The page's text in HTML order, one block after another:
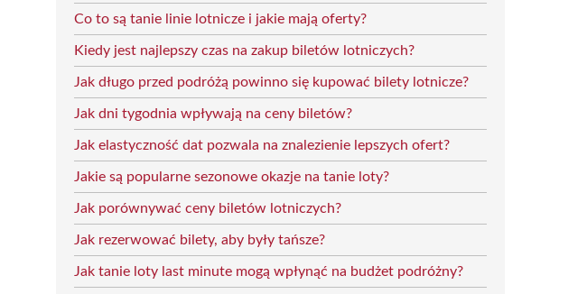
Co to są tanie linie lotnicze i jakie mają oferty?
Kiedy jest najlepszy czas na zakup biletów lotniczych?
Jak długo przed podróżą powinno się kupować bilety lotnicze?
Jak dni tygodnia wpływają na ceny biletów?
Jak elastyczność dat pozwala na znalezienie lepszych ofert?
Jakie są popularne sezonowe okazje na tanie loty?
Jak porównywać ceny biletów lotniczych?
Jak rezerwować bilety, aby były tańsze?
Jak tanie loty last minute mogą wpłynąć na budżet podróżny?